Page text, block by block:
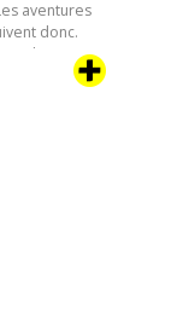
aventures
donc.
deux
chipie va